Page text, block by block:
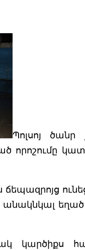
Պոլսոյ ծանր
որոշումը
անակնկալ
կարծիքս